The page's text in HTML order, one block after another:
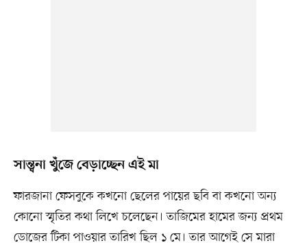
সান্ত্বনা খুঁজে বেড়াচ্ছেন এই মা
ফারজানা ফেসবুকে কখনো ছেলের পায়ের ছবি বা কখনো অন্য
কোনো স্মৃতির কথা লিখে চলেছেন। তাজিমের হামের জন্য প্রথম
ডোজের টিকা পাওয়ার তারিখ ছিল ১ মে। তার আগেই সে মারা